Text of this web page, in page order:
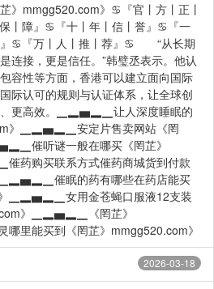
》mmgg520.com》♋『官丨方丨正丨
丨障』♋『十丨年丨信丨誉』♋『一
』♋『万丨人丨推丨荐』♋ “从长期
连接，更是信任。”韩璧丞表示。他认
容性等方面，香港可以建立面向国际
际认可的规则与认证体系，让全球创
、更高效。▁▂▅▂▁让人深度睡眠的
》▁▂▅▂▁安定片售卖网站《罔
催听谜一般在哪买《罔芷》
购买联系方式催药商城货到付款
▁▂▅▂▁催眠的药有哪些在药店能买
》▁▂▅▂▁女用金苍蝇口服液12支装
》▁▂▅▂▁《罔芷》
哪里能买到《罔芷》mmgg520.com》
2026-03-18